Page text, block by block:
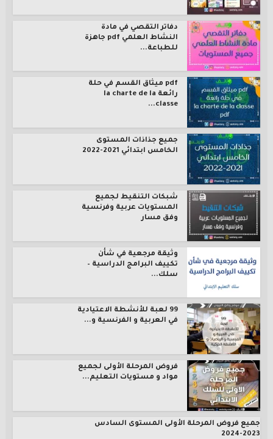
دفاتر التقصي في مادة
النشاط العلمي pdf جاهزة
للطباعة...
pdf ميثاق القسم في حلة
رائعة la charte de la
classe...
جميع جذاذات المستوى
الخامس ابتدائي 2021-2022
شبكات التنقيط لجميع
المستويات عربية وفرنسية
وفق مسار
وثيقة مرجعية في شأن
تكييف البرامج الدراسية –
سلك...
99 لعبة للأنشطة الاعتيادية
في العربية و الفرنسية و...
فروض المرحلة الأولى لجميع
مواد و مستويات التعليم...
جميع فروض المرحلة الأولى المستوى السادس
2023-2024